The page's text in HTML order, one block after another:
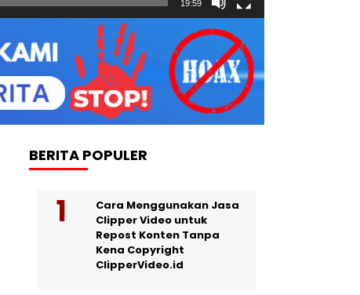
19:59
BERITA POPULER
Cara Menggunakan Jasa
Clipper Video untuk
Repost Konten Tanpa
Kena Copyright
ClipperVideo.id